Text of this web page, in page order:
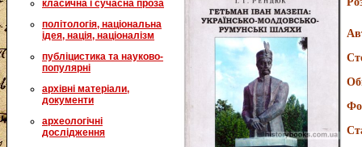
класична і сучасна проза
політологія, національна
ідея, нація, націоналізм
публіцистика та науково-
популярні
архівні матеріали,
документи
археологічні
дослідження